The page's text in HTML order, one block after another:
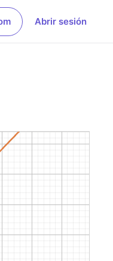
Abrir sesión